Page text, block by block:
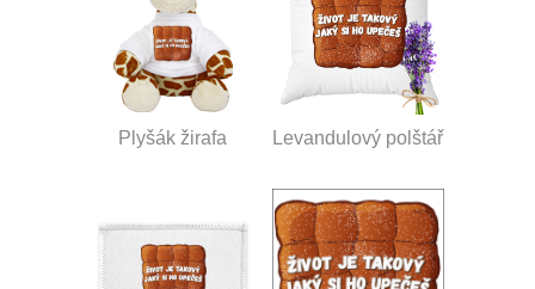
Plyšák žirafa Levandulový polštář